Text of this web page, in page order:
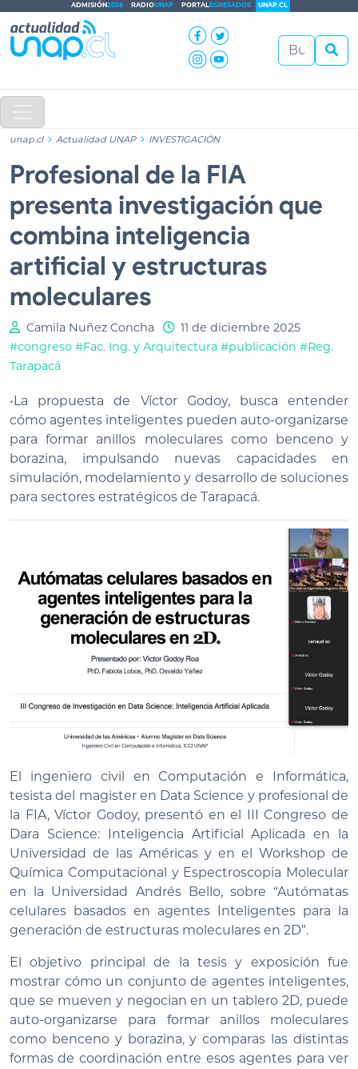
ADMISIÓN2026 RADIOUNAP PORTALEGRESADOS UNAP.CL
unap.cl Actualidad UNAP INVESTIGACIÓN
Profesional de la FIA
presenta investigación que
combina inteligencia
artificial y estructuras
moleculares
Camila Nuñez Concha
11 de diciembre 2025
#congreso #Fac. Ing. y Arquitectura #publicación #Reg.
Tarapacá
•La propuesta de Víctor Godoy, busca entender
cómo agentes inteligentes pueden auto-organizarse
para formar anillos moleculares como benceno y
borazina, impulsando nuevas capacidades en
simulación, modelamiento y desarrollo de soluciones
para sectores estratégicos de Tarapacá.
El ingeniero civil en Computación e Informática,
tesista del magister en Data Science y profesional de
la FIA, Víctor Godoy, presentó en el III Congreso de
Dara Science: Inteligencia Artificial Aplicada en la
Universidad de las Américas y en el Workshop de
Química Computacional y Espectroscopia Molecular
en la Universidad Andrés Bello, sobre “Autómatas
celulares basados en agentes Inteligentes para la
generación de estructuras moleculares en 2D”.
El objetivo principal de la tesis y exposición fue
mostrar cómo un conjunto de agentes inteligentes,
que se mueven y negocian en un tablero 2D, puede
auto-organizarse para formar anillos moleculares
como benceno y borazina, y comparas las distintas
formas de coordinación entre esos agentes para ver